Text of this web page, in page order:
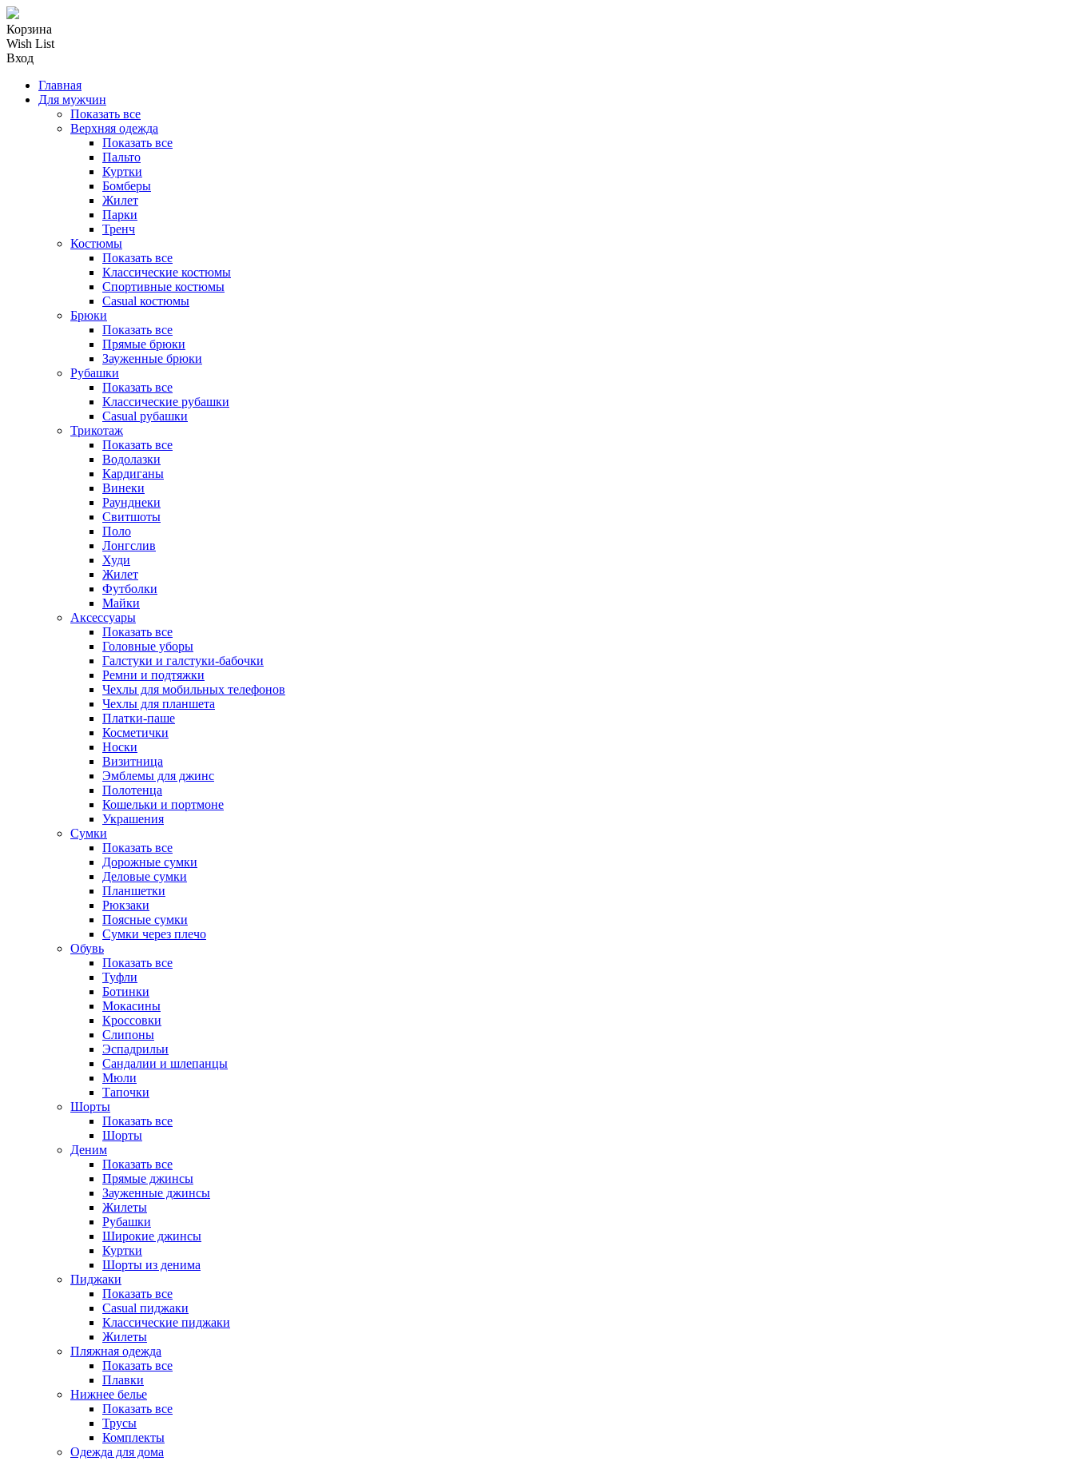
Корзина
Wish List
Вход
Главная
Для мужчин
Показать все
Верхняя одежда
Показать все
Пальто
Куртки
Бомберы
Жилет
Парки
Тренч
Костюмы
Показать все
Классические костюмы
Спортивные костюмы
Casual костюмы
Брюки
Показать все
Прямые брюки
Зауженные брюки
Рубашки
Показать все
Классические рубашки
Casual рубашки
Трикотаж
Показать все
Водолазки
Кардиганы
Винеки
Раунднеки
Свитшоты
Поло
Лонгслив
Худи
Жилет
Футболки
Майки
Аксессуары
Показать все
Головные уборы
Галстуки и галстуки-бабочки
Ремни и подтяжки
Чехлы для мобильных телефонов
Чехлы для планшета
Платки-паше
Косметички
Носки
Визитница
Эмблемы для джинс
Полотенца
Кошельки и портмоне
Украшения
Сумки
Показать все
Дорожные сумки
Деловые сумки
Планшетки
Рюкзаки
Поясные сумки
Сумки через плечо
Обувь
Показать все
Туфли
Ботинки
Мокасины
Кроссовки
Слипоны
Эспадрильи
Сандалии и шлепанцы
Мюли
Тапочки
Шорты
Показать все
Шорты
Деним
Показать все
Прямые джинсы
Зауженные джинсы
Жилеты
Рубашки
Широкие джинсы
Куртки
Шорты из денима
Пиджаки
Показать все
Casual пиджаки
Классические пиджаки
Жилеты
Пляжная одежда
Показать все
Плавки
Нижнее белье
Показать все
Трусы
Комплекты
Одежда для дома